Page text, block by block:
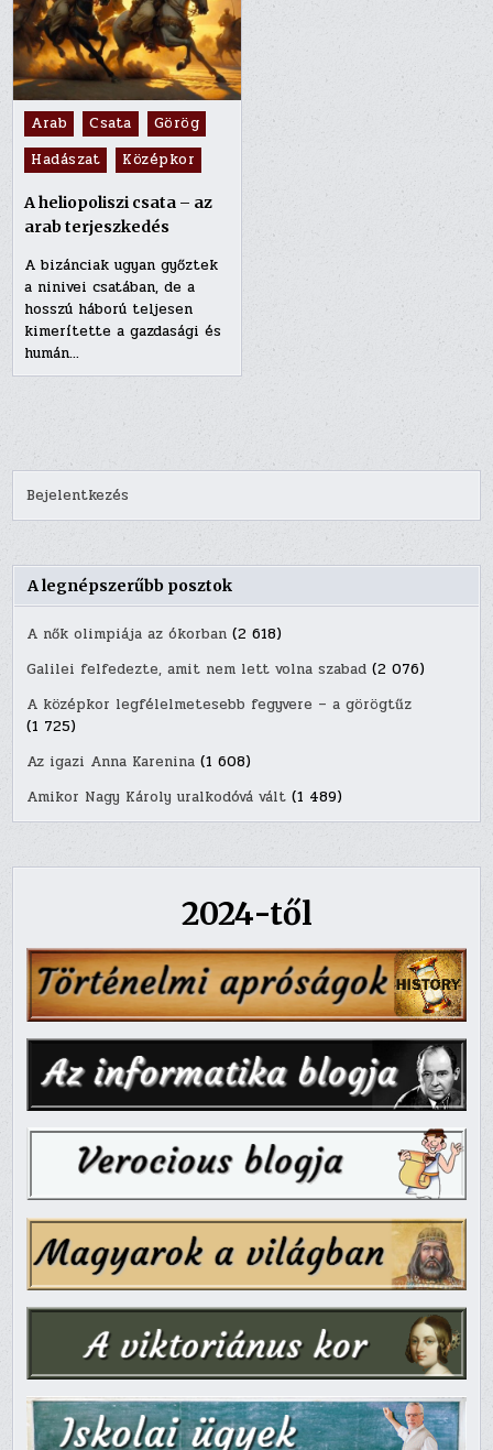
Posted
in
Arab Csata
Görög
Hadászat
Középkor
A heliopoliszi csata – az
arab terjeszkedés
A bizánciak ugyan győztek
a ninivei csatában, de a
hosszú háború teljesen
kimerítette a gazdasági és
humán…
Bejelentkezés
A legnépszerűbb posztok
A nők olimpiája az ókorban (2 618)
Galilei felfedezte, amit nem lett volna szabad (2 076)
A középkor legfélelmetesebb fegyvere – a görögtűz
(1 725)
Az igazi Anna Karenina (1 608)
Amikor Nagy Károly uralkodóvá vált (1 489)
2024-től